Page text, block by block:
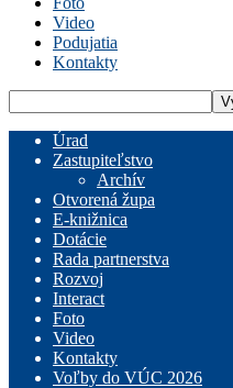
Video
Podujatia
Kontakty
Úrad
Zastupiteľstvo
Archív
Otvorená župa
E-knižnica
Dotácie
Rada partnerstva
Rozvoj
Interact
Foto
Video
Kontakty
Voľby do VÚC 2026